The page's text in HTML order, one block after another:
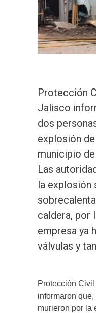
Protección
Jalisco
dos
explosión
municipio
Las
la explosión
caldera, por
empresa ya
válvulas y
Protección
informaron
murieron por la